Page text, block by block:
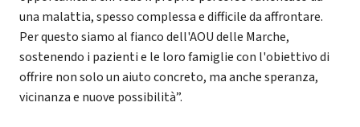
una malattia, spesso complessa e difficile da affrontare.
Per questo siamo al fianco dell'AOU delle Marche,
sostenendo i pazienti e le loro famiglie con l'obiettivo di
offrire non solo un aiuto concreto, ma anche speranza,
vicinanza e nuove possibilità”.